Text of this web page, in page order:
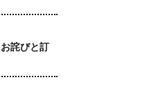
詫びと訂